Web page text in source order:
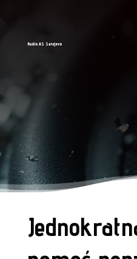
Radio AS Sarajevo